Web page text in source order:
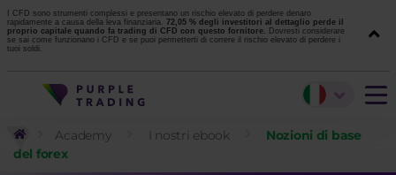
I CFD sono strumenti complessi e presentano un rischio elevato di perdere denaro
rapidamente a causa della leva finanziaria. 72,05 % degli investitori al dettaglio perde il
proprio capitale quando fa trading di CFD con questo fornitore. Dovresti considerare
se sai come funzionano i CFD e se puoi permetterti di correre il rischio elevato di perdere i
tuoi soldi.
Academy I nostri ebook
Nozioni di base
del forex